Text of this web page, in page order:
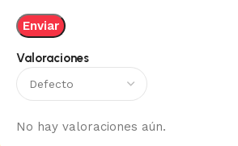
Valoraciones
No hay valoraciones aún.